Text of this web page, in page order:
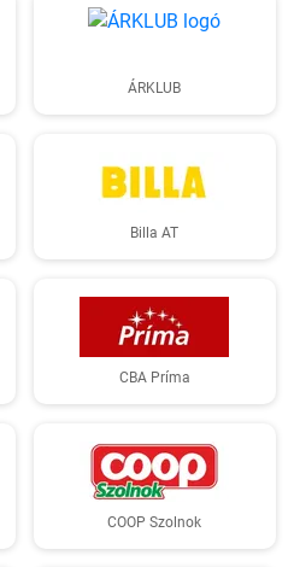
ÁRKLUB
Billa AT
CBA Príma
COOP Szolnok